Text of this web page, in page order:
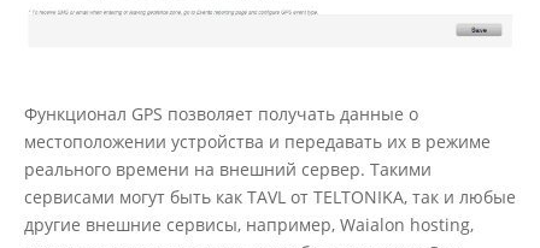
Функционал GPS позволяет получать данные о
местоположении устройства и передавать их в режиме
реального времени на внешний сервер. Такими
сервисами могут быть как TAVL от TELTONIKA, так и любые
другие внешние сервисы, например, Waialon hosting,